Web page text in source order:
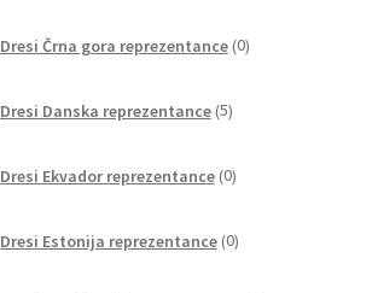
Dresi Črna gora reprezentance 0izdelkov
Dresi Danska reprezentance 5izdelkov
Dresi Ekvador reprezentance 0izdelkov
Dresi Estonija reprezentance 0izdelkov